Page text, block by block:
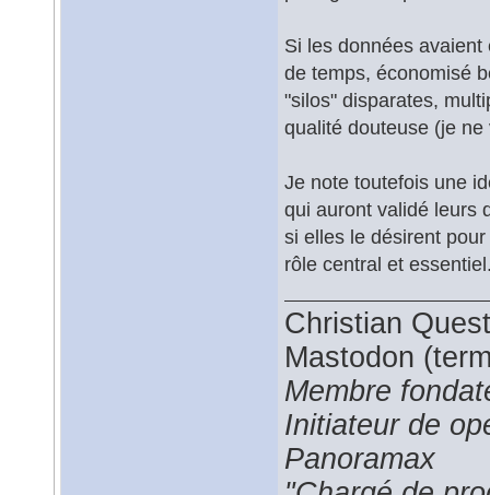
Si les données
de temps, économisé
"silos" disparates,
qualité douteuse (je
Je note toutefois une
qui auront validé leurs
si elles le désirent
rôle central et
Christian
Mastodon
Membre
Initiateur de
Panoramax